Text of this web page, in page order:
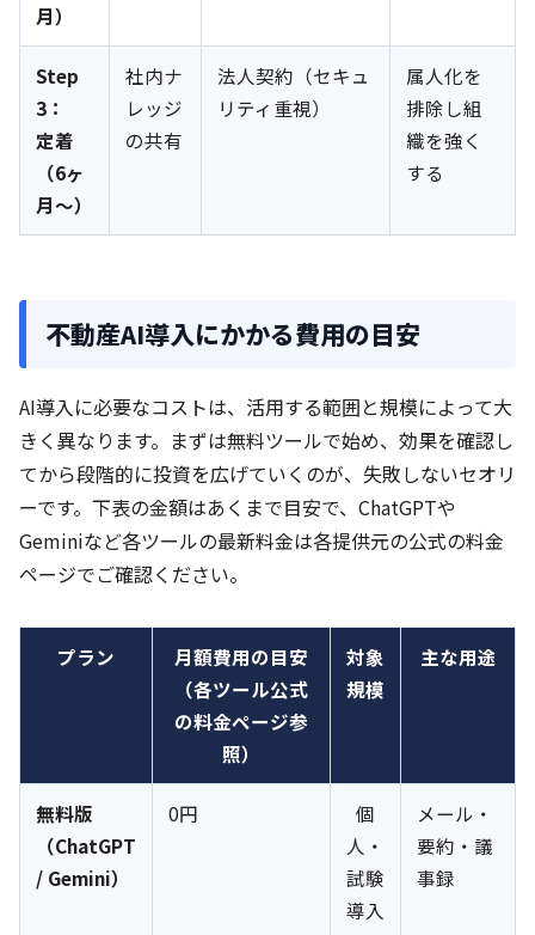
月）
Step
3：
定着
（6ヶ
月〜）
社内ナ
レッジ
の共有
法人契約（セキュ
リティ重視）
属人化を
排除し組
織を強く
する
不動産AI導入にかかる費用の目安
AI導入に必要なコストは、活用する範囲と規模によって大
きく異なります。まずは無料ツールで始め、効果を確認し
てから段階的に投資を広げていくのが、失敗しないセオリ
ーです。下表の金額はあくまで目安で、ChatGPTや
Geminiなど各ツールの最新料金は各提供元の公式の料金
ページでご確認ください。
プラン
月額費用の目安
（各ツール公式
の料金ページ参
照）
対象
規模
主な用途
無料版
（ChatGPT
/ Gemini）
0円
個
人・
試験
導入
メール・
要約・議
事録